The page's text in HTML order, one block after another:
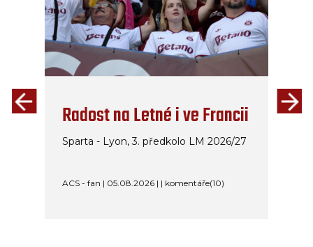
Radost na Letné i ve Francii
Sparta - Lyon, 3. předkolo LM 2026/27
ACS - fan | 05.08.2026 | | komentáře(10)